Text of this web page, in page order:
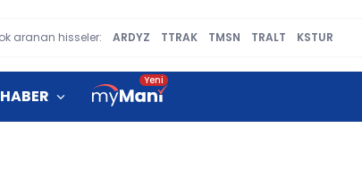
aranan hisseler: ARDYZ TTRAK TMSN TRALT KSTUR
HABER